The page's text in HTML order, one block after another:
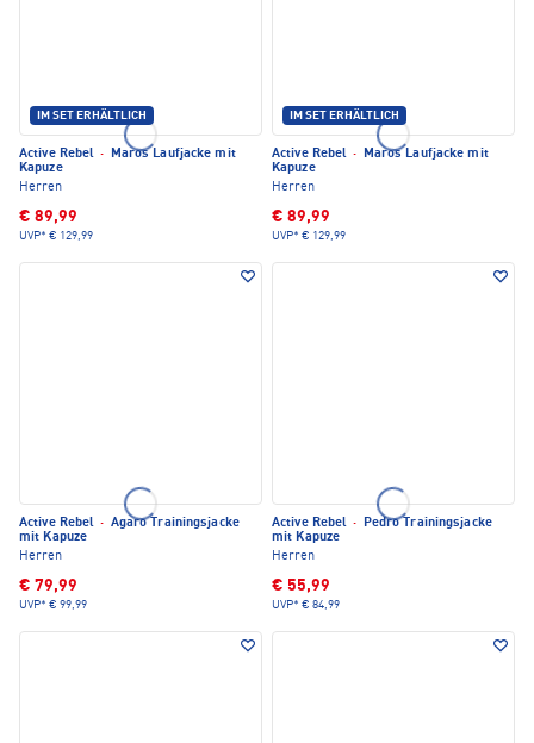
IM SET ERHÄLTLICH
Active Rebel ·
Maros Laufjacke mit
Kapuze
Herren
€ 89,99
UVP* € 129,99
IM SET ERHÄLTLICH
Active Rebel ·
Maros Laufjacke mit
Kapuze
Herren
€ 89,99
UVP* € 129,99
Active Rebel · Agaro Trainingsjacke
mit Kapuze
Herren
€ 79,99
UVP* € 99,99
Active Rebel ·
Pedro Trainingsjacke
mit Kapuze
Herren
€ 55,99
UVP* € 84,99